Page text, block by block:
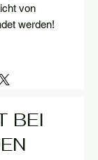
von
werden!
BEI